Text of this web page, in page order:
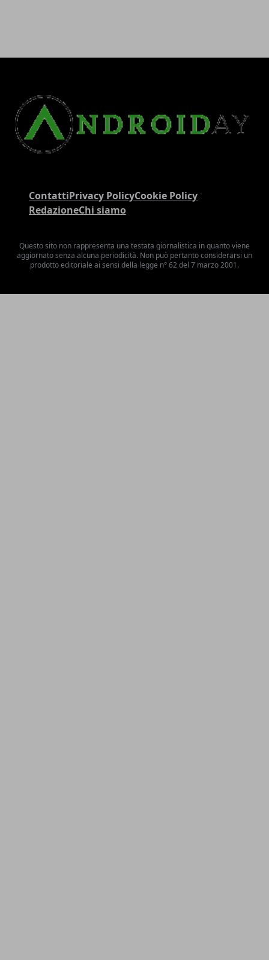
ContattiPrivacy PolicyCookie Policy
RedazioneChi siamo
Questo sito non rappresenta una testata giornalistica in quanto viene
aggiornato senza alcuna periodicità. Non può pertanto considerarsi un
prodotto editoriale ai sensi della legge n° 62 del 7 marzo 2001.